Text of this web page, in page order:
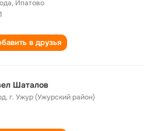
, Ипатово
в друзья
Шаталов
,г. Ужур (Ужурский район)